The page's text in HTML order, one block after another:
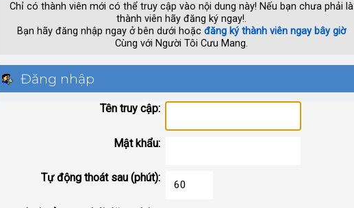
Chỉ có thành viên mới có thể truy cập vào nội dung này! Nếu bạn chưa phải là
thành viên hãy đăng ký ngay!.
Bạn hãy đăng nhập ngay ở bên dưới hoặc đăng ký thành viên ngay bây giờ
Cùng với Người Tôi Cưu Mang.
Đăng nhập
Tên truy cập:
Mật khẩu:
Tự động thoát sau (phút):